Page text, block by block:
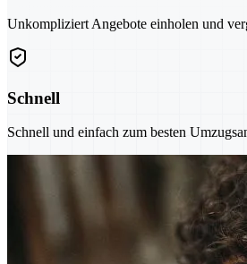
Unkompliziert Angebote einholen und
Schnell
Schnell und einfach zum besten